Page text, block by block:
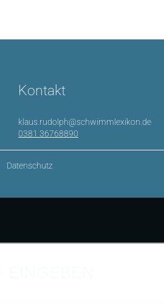
Kontakt
klaus.rudolph@schwimmlexikon.de
0381 36768890
Datenschutz